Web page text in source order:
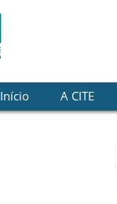
Início A CITE